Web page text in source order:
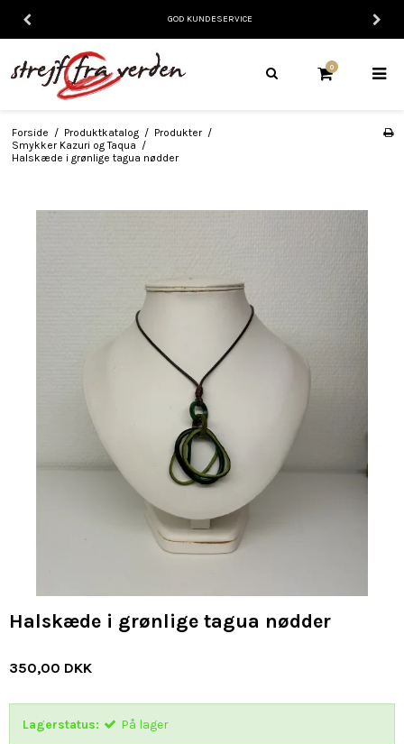
GOD KUNDESERVICE
0
Forside / Produktkatalog / Produkter /
Smykker Kazuri og Taqua /
Halskæde i grønlige tagua nødder
Halskæde i grønlige tagua nødder
350,00 DKK
Lagerstatus: På lager